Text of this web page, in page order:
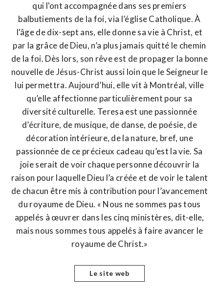
qui l'ont accompagnée dans ses premiers
balbutiements de la foi, via l’église Catholique. À
l'âge de dix-sept ans, elle donne sa vie à Christ, et
par la grâce de Dieu, n’a plus jamais quitté le chemin
de la foi. Dès lors, son rêve est de propager la bonne
nouvelle de Jésus-Christ aussi loin que le Seigneur le
lui permettra. Aujourd’hui, elle vit à Montréal, ville
qu’elle affectionne particulièrement pour sa
diversité culturelle. Teresa est une passionnée
d’écriture, de musique, de danse, de poésie, de
décoration intérieure, de la nature, bref, une
passionnée de ce précieux cadeau qu’est la vie. Sa
joie serait de voir chaque personne découvrir la
raison pour laquelle Dieu l’a créée et de voir le talent
de chacun être mis à contribution pour l’avancement
du royaume de Dieu. « Nous ne sommes pas tous
appelés à œuvrer dans les cinq ministères, dit-elle,
mais nous sommes tous appelés à faire avancer le
royaume de Christ.»
Le site web